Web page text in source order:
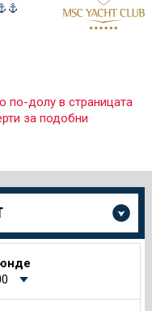
по-долу в страницата
за подобни